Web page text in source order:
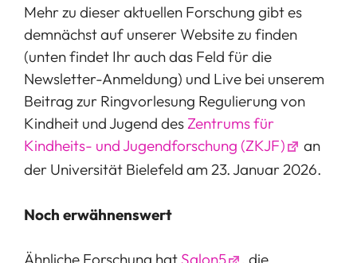
Mehr zu dieser aktuellen Forschung gibt es
demnächst auf unserer Website zu finden
(unten findet Ihr auch das Feld für die
Newsletter-Anmeldung) und Live bei unserem
Beitrag zur Ringvorlesung Regulierung von
Kindheit und Jugend des Zentrums für
Kindheits- und Jugendforschung (ZKJF)
an
der Universität Bielefeld am 23. Januar 2026.
Noch erwähnenswert